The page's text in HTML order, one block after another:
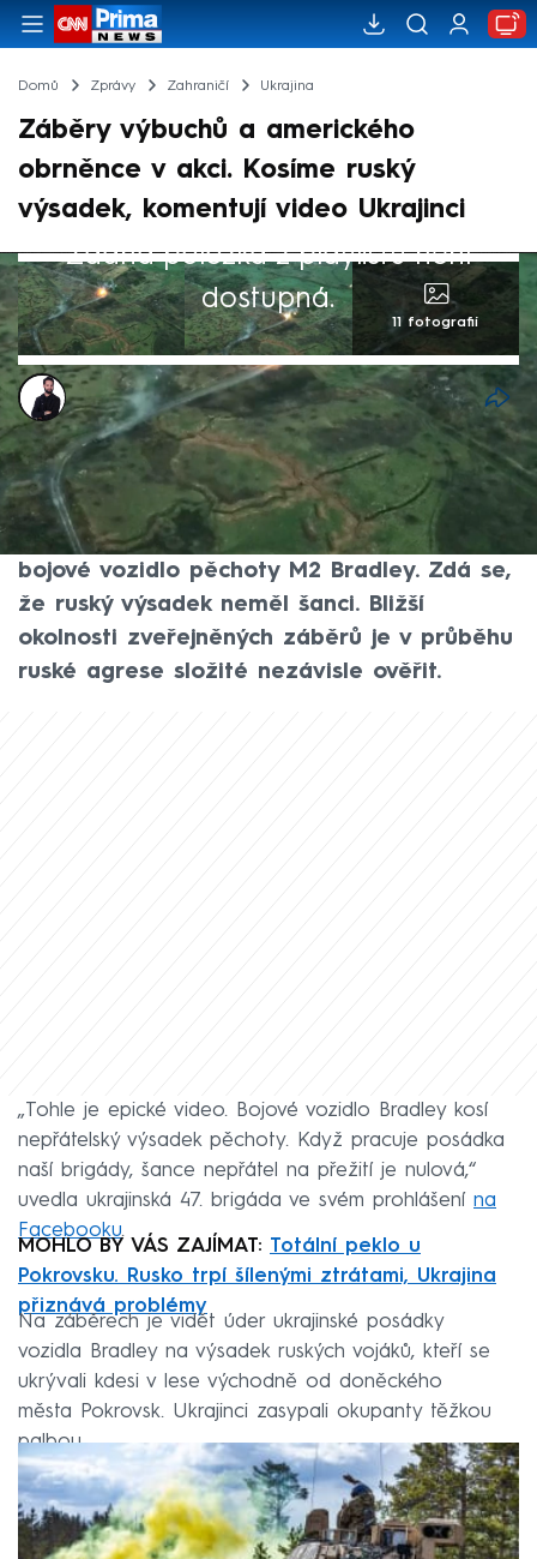
Domů Zprávy Zahraničí Ukrajina
Záběry výbuchů a amerického
obrněnce v akci. Kosíme ruský
výsadek, komentují video Ukrajinci
Žádná položka z playlistu není
dostupná.
11 fotografií
Marek Veselý
23. čvc 2024, 06:54
Ukrajinská 47. mechanizovaná brigáda
zlikvidovala několik ruských okupantů v
Doněcké oblasti. Využila k tomu americké
bojové vozidlo pěchoty M2 Bradley. Zdá se,
že ruský výsadek neměl šanci. Bližší
okolnosti zveřejněných záběrů je v průběhu
ruské agrese složité nezávisle ověřit.
„Tohle je epické video. Bojové vozidlo Bradley kosí
nepřátelský výsadek pěchoty. Když pracuje posádka
naší brigády, šance nepřátel na přežití je nulová,“
uvedla ukrajinská 47. brigáda ve svém prohlášení na
Facebooku.
MOHLO BY VÁS ZAJÍMAT: Totální peklo u
Pokrovsku. Rusko trpí šílenými ztrátami, Ukrajina
přiznává problémy
Na záběrech je vidět úder ukrajinské posádky
vozidla Bradley na výsadek ruských vojáků, kteří se
ukrývali kdesi v lese východně od doněckého
města Pokrovsk. Ukrajinci zasypali okupanty těžkou
palbou.